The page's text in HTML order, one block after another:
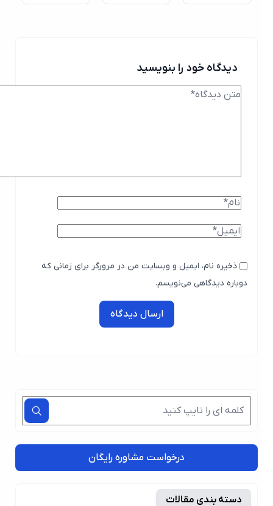
دیدگاه خود را بنویسید
ذخیره نام، ایمیل و وبسایت من در مرورگر برای زمانی که
دوباره دیدگاهی می‌نویسم.
ارسال دیدگاه
درخواست مشاوره رایگان
دسته بندی مقالات